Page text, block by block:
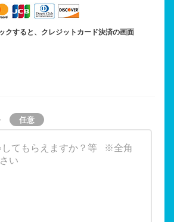
クすると、クレジットカード決済の画面